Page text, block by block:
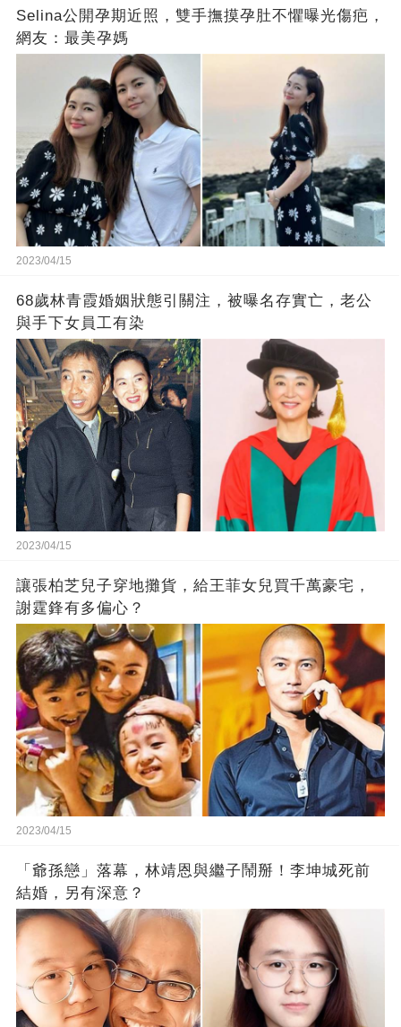
Selina公開孕期近照，雙手撫摸孕肚不懼曝光傷疤，
網友：最美孕媽
2023/04/15
68歲林青霞婚姻狀態引關注，被曝名存實亡，老公
與手下女員工有染
2023/04/15
讓張柏芝兒子穿地攤貨，給王菲女兒買千萬豪宅，
謝霆鋒有多偏心？
2023/04/15
「爺孫戀」落幕，林靖恩與繼子鬧掰！李坤城死前
結婚，另有深意？